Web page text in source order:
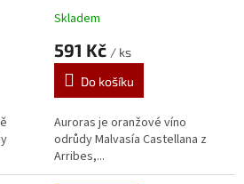
Skladem
591 Kč / ks
Do košíku
Auroras je oranžové víno
odrůdy Malvasía Castellana z
Arribes,...